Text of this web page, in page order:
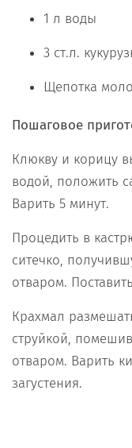
1 л воды
3 ст.л.
Щепотка
Пошаговое
Клюкву и корицу
водой, положить
Варить 5 минут.
Процедить в
ситечко,
отваром.
Крахмал
струйкой,
отваром. Варить
загустения.